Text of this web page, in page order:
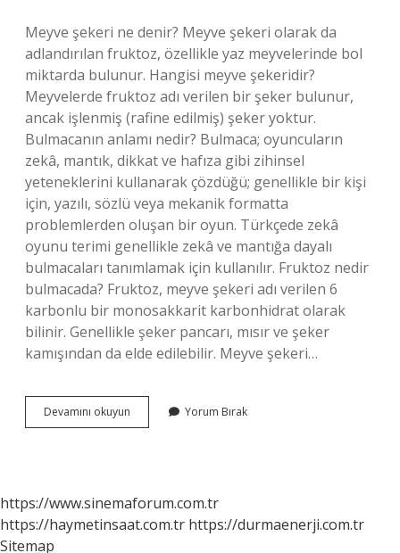
Meyve şekeri ne denir? Meyve şekeri olarak da
adlandırılan fruktoz, özellikle yaz meyvelerinde bol
miktarda bulunur. Hangisi meyve şekeridir?
Meyvelerde fruktoz adı verilen bir şeker bulunur,
ancak işlenmiş (rafine edilmiş) şeker yoktur.
Bulmacanın anlamı nedir? Bulmaca; oyuncuların
zekâ, mantık, dikkat ve hafıza gibi zihinsel
yeteneklerini kullanarak çözdüğü; genellikle bir kişi
için, yazılı, sözlü veya mekanik formatta
problemlerden oluşan bir oyun. Türkçede zekâ
oyunu terimi genellikle zekâ ve mantığa dayalı
bulmacaları tanımlamak için kullanılır. Fruktoz nedir
bulmacada? Fruktoz, meyve şekeri adı verilen 6
karbonlu bir monosakkarit karbonhidrat olarak
bilinir. Genellikle şeker pancarı, mısır ve şeker
kamışından da elde edilebilir. Meyve şekeri…
Devamını okuyun
Şekeri
Yorum Bırak
https://www.sinemaforum.com.tr
https://haymetinsaat.com.tr https://durmaenerji.com.tr
Sitemap